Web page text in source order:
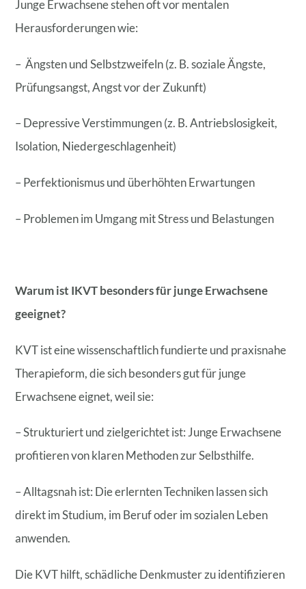
Junge Erwachsene stehen oft vor mentalen
Herausforderungen wie:
– Ängsten und Selbstzweifeln (z. B. soziale Ängste,
Prüfungsangst, Angst vor der Zukunft)
– Depressive Verstimmungen (z. B. Antriebslosigkeit,
Isolation, Niedergeschlagenheit)
– Perfektionismus und überhöhten Erwartungen
– Problemen im Umgang mit Stress und Belastungen
Warum ist IKVT besonders für junge Erwachsene
geeignet?
KVT ist eine wissenschaftlich fundierte und praxisnahe
Therapieform, die sich besonders gut für junge
Erwachsene eignet, weil sie:
– Strukturiert und zielgerichtet ist: Junge Erwachsene
profitieren von klaren Methoden zur Selbsthilfe.
– Alltagsnah ist: Die erlernten Techniken lassen sich
direkt im Studium, im Beruf oder im sozialen Leben
anwenden.
Die KVT hilft, schädliche Denkmuster zu identifizieren